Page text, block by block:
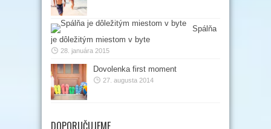
Spálňa
je dôležitým miestom v byte
28. januára 2015
Dovolenka first moment
27. augusta 2014
DOPORUČUJEME